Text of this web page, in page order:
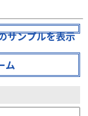
サンプルを表示
ム